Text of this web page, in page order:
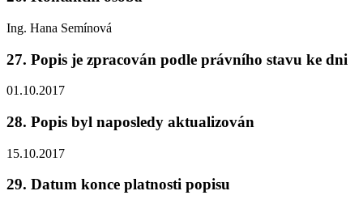
Ing. Hana Semínová
27. Popis je zpracován podle právního stavu ke dni
01.10.2017
28. Popis byl naposledy aktualizován
15.10.2017
29. Datum konce platnosti popisu